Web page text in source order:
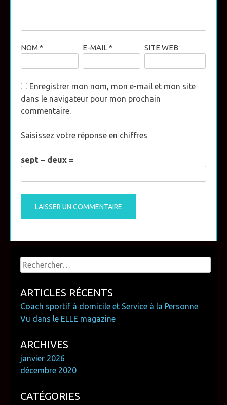
NOM * E-MAIL* SITE WEB
Enregistrer mon nom, mon e-mail et mon site
dans le navigateur pour mon prochain
commentaire.
Saisissez votre réponse en chiffres
sept − deux =
Rechercher :
ARTICLES RÉCENTS
Coach sportif à domicile et Service à la Personne
Vu dans le ELLE magazine
ARCHIVES
janvier 2026
décembre 2020
CATÉGORIES